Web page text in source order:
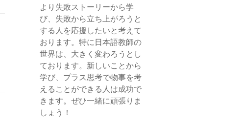
より失敗ストーリーから学
び、失敗から立ち上がろうと
する人を応援したいと考えて
おります。特に日本語教師の
世界は、大きく変わろうとし
ております。新しいことから
学び、プラス思考で物事を考
えることができる人は成功で
きます。ぜひ一緒に頑張りま
しょう！